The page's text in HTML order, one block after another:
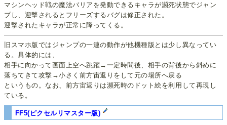
マシンヘッド戦の魔法バリアを発動できるキャラが瀕死状態でジャン
プし、迎撃されるとフリーズするバグは修正された。
迎撃されたキャラが正常に降ってくる。
旧スマホ版ではジャンプの一連の動作が他機種版とは少し異なってい
る。具体的には、
相手に向かって画面上空へ跳躍→一定時間後、相手の背後から斜めに
落ちてきて攻撃→小さく前方宙返りをして元の場所へ戻る
というもの。なお、前方宙返りは瀕死時のドット絵を利用して再現し
ている。
FF5(ピクセルリマスター版)